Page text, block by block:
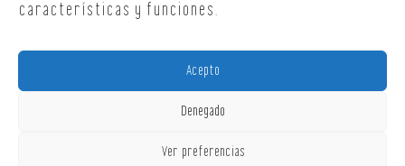
características y funciones.
Acepto
Denegado
Ver preferencias